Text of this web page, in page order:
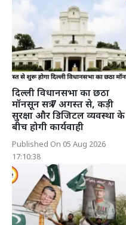
दिल्ली विधानसभा का छठा
मॉनसून सत्र 7 अगस्त से, कड़ी
सुरक्षा और डिजिटल व्यवस्था के
बीच होगी कार्यवाही
Published On 05 Aug 2026
17:10:38